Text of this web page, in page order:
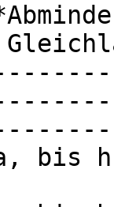
bis h